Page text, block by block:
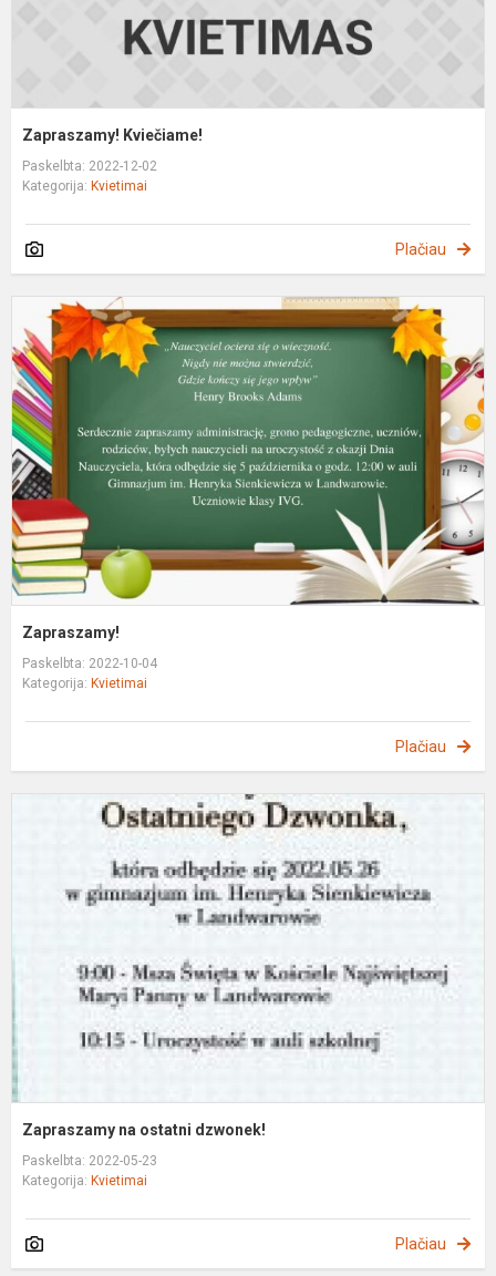
Zapraszamy! Kviečiame!
Paskelbta: 2022-12-02
Kategorija: Kvietimai
Plačiau
Zapraszamy!
Paskelbta: 2022-10-04
Kategorija: Kvietimai
Plačiau
Zapraszamy na ostatni dzwonek!
Paskelbta: 2022-05-23
Kategorija: Kvietimai
Plačiau